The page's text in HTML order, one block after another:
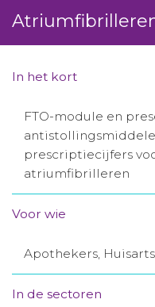
Projecten
Contact
Winkelwagentje
Aanmelden
In het kort
FTO-module en
prescriptiecijfers
atriumfibrilleren
Voor wie
Apothekers,
In de sectoren